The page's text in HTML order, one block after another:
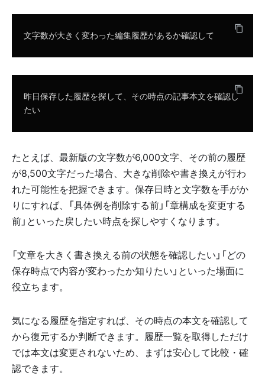
文字数が大きく変わった編集履歴があるか確認して
昨日保存した履歴を探して、その時点の記事本文を確認し
たい
たとえば、最新版の文字数が6,000文字、その前の履歴
が8,500文字だった場合、大きな削除や書き換えが行わ
れた可能性を把握できます。保存日時と文字数を手がか
りにすれば、「具体例を削除する前」「章構成を変更する
前」といった戻したい時点を探しやすくなります。
「文章を大きく書き換える前の状態を確認したい」「どの
保存時点で内容が変わったか知りたい」といった場面に
役立ちます。
気になる履歴を指定すれば、その時点の本文を確認して
から復元するか判断できます。履歴一覧を取得しただけ
では本文は変更されないため、まずは安心して比較・確
認できます。